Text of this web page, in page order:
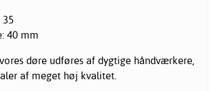
40 mm
døre udføres af dygtige håndværkere,
af meget høj kvalitet.